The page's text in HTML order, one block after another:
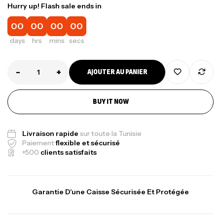
Hurry up! Flash sale ends in
00
days
00
hrs
00
mins
00
secs
- + AJOUTER AU PANIER
BUY IT NOW
Livraison rapide sur toute la Tunisie
Paiementflexible et sécurisé
+500 clients satisfaits
Garantie D’une Caisse Sécurisée Et Protégée